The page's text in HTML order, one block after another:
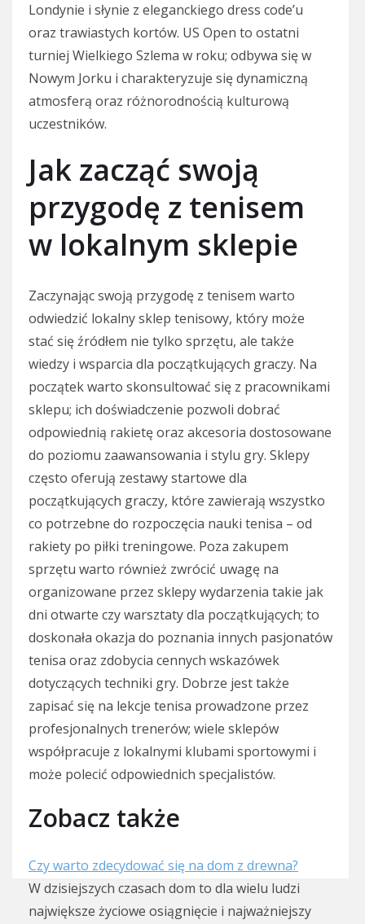
Londynie i słynie z eleganckiego dress code’u
oraz trawiastych kortów. US Open to ostatni
turniej Wielkiego Szlema w roku; odbywa się w
Nowym Jorku i charakteryzuje się dynamiczną
atmosferą oraz różnorodnością kulturową
uczestników.
Jak zacząć swoją
przygodę z tenisem
w lokalnym sklepie
Zaczynając swoją przygodę z tenisem warto
odwiedzić lokalny sklep tenisowy, który może
stać się źródłem nie tylko sprzętu, ale także
wiedzy i wsparcia dla początkujących graczy. Na
początek warto skonsultować się z pracownikami
sklepu; ich doświadczenie pozwoli dobrać
odpowiednią rakietę oraz akcesoria dostosowane
do poziomu zaawansowania i stylu gry. Sklepy
często oferują zestawy startowe dla
początkujących graczy, które zawierają wszystko
co potrzebne do rozpoczęcia nauki tenisa – od
rakiety po piłki treningowe. Poza zakupem
sprzętu warto również zwrócić uwagę na
organizowane przez sklepy wydarzenia takie jak
dni otwarte czy warsztaty dla początkujących; to
doskonała okazja do poznania innych pasjonatów
tenisa oraz zdobycia cennych wskazówek
dotyczących techniki gry. Dobrze jest także
zapisać się na lekcje tenisa prowadzone przez
profesjonalnych trenerów; wiele sklepów
współpracuje z lokalnymi klubami sportowymi i
może polecić odpowiednich specjalistów.
Zobacz także
Czy warto zdecydować się na dom z drewna?
W dzisiejszych czasach dom to dla wielu ludzi
największe życiowe osiągnięcie i najważniejszy